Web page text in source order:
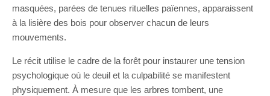
masquées, parées de tenues rituelles païennes, apparaissent
à la lisière des bois pour observer chacun de leurs
mouvements.
Le récit utilise le cadre de la forêt pour instaurer une tension
psychologique où le deuil et la culpabilité se manifestent
physiquement. À mesure que les arbres tombent, une